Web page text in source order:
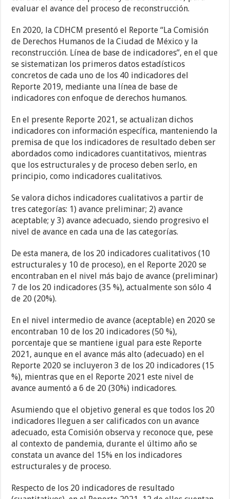
evaluar el avance del proceso de reconstrucción.
En 2020, la CDHCM presentó el Reporte “La Comisión
de Derechos Humanos de la Ciudad de México y la
reconstrucción. Línea de base de indicadores”, en el que
se sistematizan los primeros datos estadísticos
concretos de cada uno de los 40 indicadores del
Reporte 2019, mediante una línea de base de
indicadores con enfoque de derechos humanos.
En el presente Reporte 2021, se actualizan dichos
indicadores con información específica, manteniendo la
premisa de que los indicadores de resultado deben ser
abordados como indicadores cuantitativos, mientras
que los estructurales y de proceso deben serlo, en
principio, como indicadores cualitativos.
Se valora dichos indicadores cualitativos a partir de
tres categorías: 1) avance preliminar; 2) avance
aceptable; y 3) avance adecuado, siendo progresivo el
nivel de avance en cada una de las categorías.
De esta manera, de los 20 indicadores cualitativos (10
estructurales y 10 de proceso), en el Reporte 2020 se
encontraban en el nivel más bajo de avance (preliminar)
7 de los 20 indicadores (35 %), actualmente son sólo 4
de 20 (20%).
En el nivel intermedio de avance (aceptable) en 2020 se
encontraban 10 de los 20 indicadores (50 %),
porcentaje que se mantiene igual para este Reporte
2021, aunque en el avance más alto (adecuado) en el
Reporte 2020 se incluyeron 3 de los 20 indicadores (15
%), mientras que en el Reporte 2021 este nivel de
avance aumentó a 6 de 20 (30%) indicadores.
Asumiendo que el objetivo general es que todos los 20
indicadores lleguen a ser calificados con un avance
adecuado, esta Comisión observa y reconoce que, pese
al contexto de pandemia, durante el último año se
constata un avance del 15% en los indicadores
estructurales y de proceso.
Respecto de los 20 indicadores de resultado